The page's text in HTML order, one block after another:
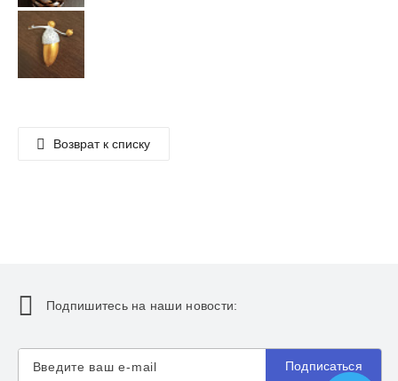
Возврат к списку
Подпишитесь на наши новости:
Подписаться